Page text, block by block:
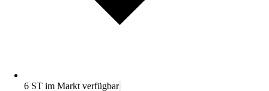
6 ST im Markt verfügbar